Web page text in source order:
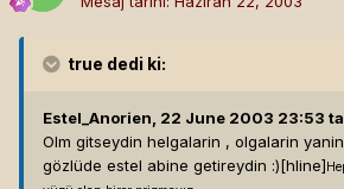
true dedi ki:
Estel_Anorien, 22 June 2003 23:53
Olm gitseydin helgalarin , olgalarin
gözlüde estel abine getireydin :)[hline]